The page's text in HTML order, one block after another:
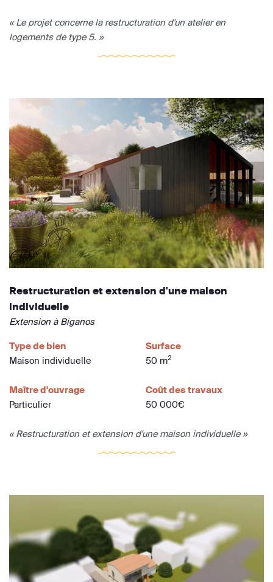
« Le projet concerne la restructuration d'un atelier en
logements de type 5. »
Restructuration et extension d'une maison
individuelle
Extension à Biganos
Type de bien
Maison individuelle
Surface
50 m2
Maître d'ouvrage
Particulier
Coût des travaux
50 000€
« Restructuration et extension d'une maison individuelle »